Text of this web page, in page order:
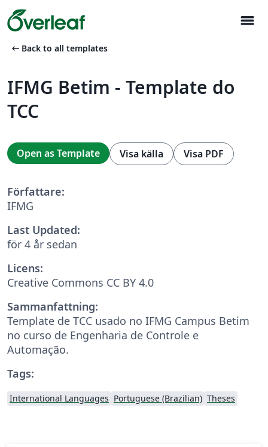
menu
arrow_left_alt Back to all templates
IFMG Betim - Template do
TCC
Open as Template Visa källa Visa PDF
Författare:
IFMG
Last Updated:
för 4 år sedan
Licens:
Creative Commons CC BY 4.0
Sammanfattning:
Template de TCC usado no IFMG Campus Betim
no curso de Engenharia de Controle e
Automação.
Tags:
International Languages Portuguese (Brazilian) Theses